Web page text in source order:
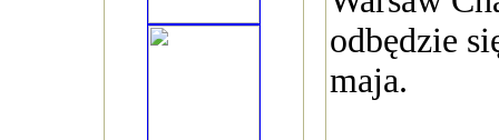
odbędzie
maja.